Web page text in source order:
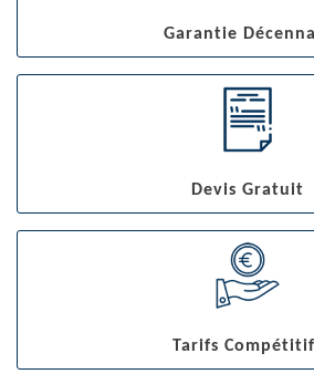
Garantie
Devis Gratuit
Tarifs